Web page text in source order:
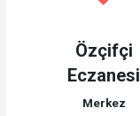
Özçifçi
Eczanesi
Merkez